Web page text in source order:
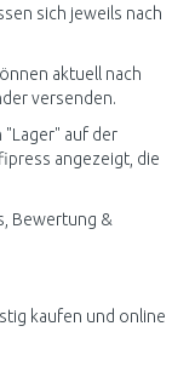
sich jeweils nach
aktuell nach
versenden.
"Lager" auf der
angezeigt, die
Bewertung &
kaufen und online